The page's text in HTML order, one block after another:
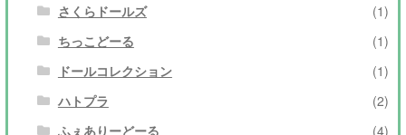
さくらドールズ
(1)
ちっこどーる
(1)
ドールコレクション
(1)
ハトプラ
(2)
ふぇありーどーる
(4)